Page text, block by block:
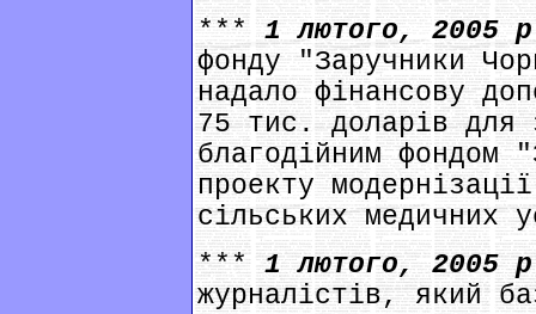
***1 лютого, 2005
фонду "Заручники
надало фінансову
75 тис. доларів для
благодійним фондом
проекту
сільських медичних
***1 лютого, 2005
журналістів, який